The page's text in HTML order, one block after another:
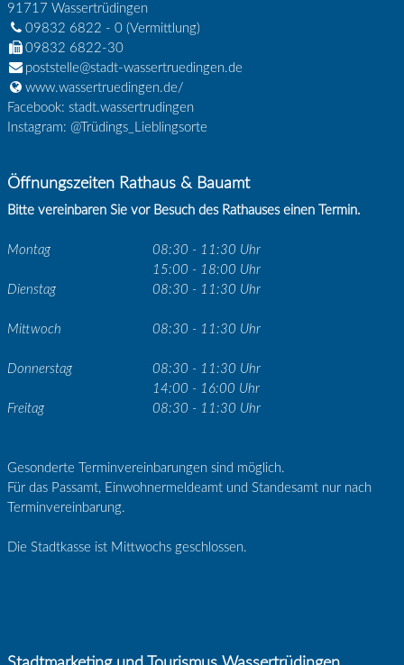
91717 Wassertrüdingen
09832 6822 - 0(Vermittlung)
09832 6822-30
poststelle@stadt-wassertruedingen.de
www.wassertruedingen.de/
Facebook: stadt.wassertrudingen
Instagram: @Trüdings_Lieblingsorte
Öffnungszeiten Rathaus & Bauamt
Bitte vereinbaren Sie vor Besuch des Rathauses einen Termin.
Montag
08:30 - 11:30 Uhr
15:00 - 18:00 Uhr
Dienstag
08:30 - 11:30 Uhr
Mittwoch 08:30 - 11:30 Uhr
Donnerstag
08:30 - 11:30 Uhr
14:00 - 16:00 Uhr
Freitag
08:30 - 11:30 Uhr
Gesonderte Terminvereinbarungen sind möglich.
Für das Passamt, Einwohnermeldeamt und Standesamt nur nach
Terminvereinbarung.
Die Stadtkasse ist Mittwochs geschlossen.